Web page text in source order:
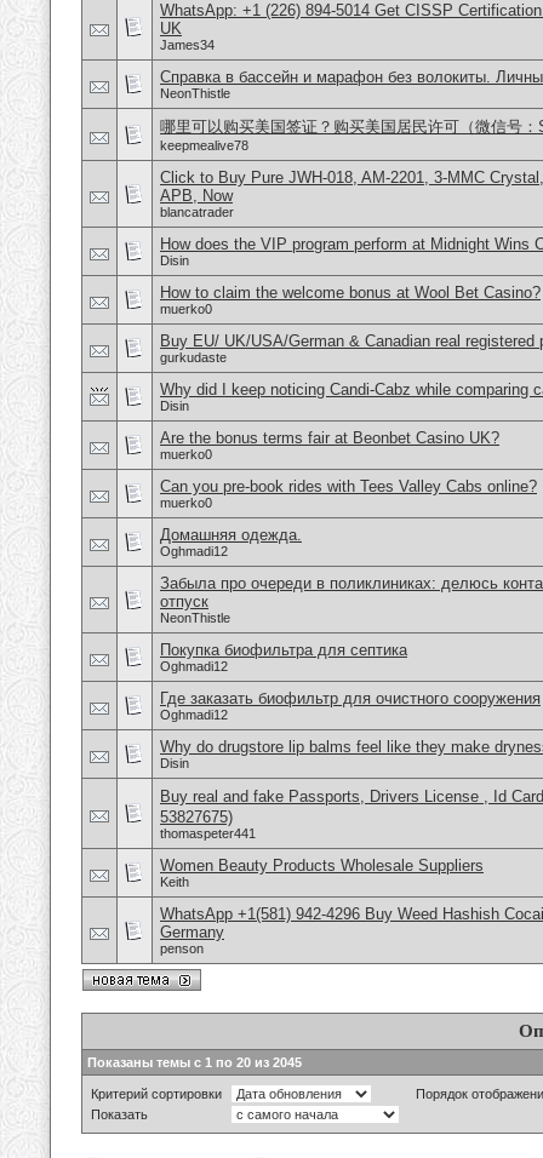
WhatsApp: +1 (226) 894-5014​ Get CISSP
UK
James34
Справка в бассейн и марафон без волокиты.
NeonThistle
哪里可以购买美国签证？购买美国居民许可（微信号：
keepmealive78
Click to Buy Pure JWH-018, AM-2201, 3-MMC
APB, Now
blancatrader
How does the VIP program perform at Midnight Wins
Disin
How to claim the welcome bonus at Wool Bet Casino?
muerko0
Buy EU/ UK/USA/German & Canadian real
gurkudaste
Why did I keep noticing Candi-Cabz while comparing
Disin
Are the bonus terms fair at Beonbet Casino UK?
muerko0
Can you pre-book rides with Tees Valley Cabs online?
muerko0
Домашняя одежда.
Oghmadi12
Забыла про очереди в поликлиниках: делюсь
отпуск
NeonThistle
Покупка биофильтра для септика
Oghmadi12
Где заказать биофильтр для очистного сооружения
Oghmadi12
Why do drugstore lip balms feel like they make
Disin
Buy real and fake Passports, Drivers License , Id
53827675)
thomaspeter441
Women Beauty Products Wholesale Suppliers
Keith
WhatsApp +1(581) 942-4296 Buy Weed Hashish
Germany
penson
Показаны темы с 1 по 20 из 2045
Критерий сортировки
Порядок
Показать